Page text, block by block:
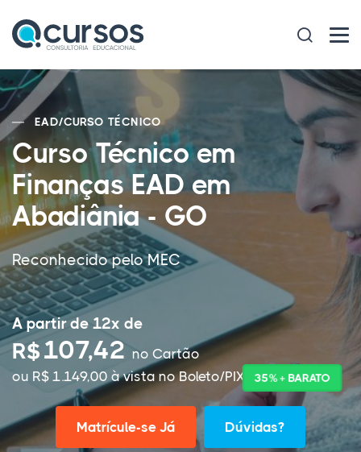
EAD/CURSO TÉCNICO
Curso Técnico em
Finanças EAD em
Abadiânia - GO
Reconhecido pelo MEC
A partir de 12x de
R$107,42 no Cartão
ou R$ 1.149,00 à vista no Boleto/PIX
35% + BARATO
Matrícule-se Já Dúvidas?